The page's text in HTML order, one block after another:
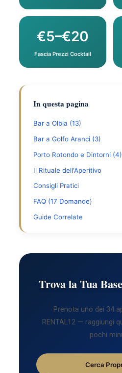
€5–€20
Fascia Prezzi Cocktail
In questa pagina
Bar a Olbia (13)
Bar a Golfo Aranci (3)
Porto Rotondo e Dintorni (4)
Il Rituale dell'Aperitivo
Consigli Pratici
FAQ (17 Domande)
Guide Correlate
Trova la Tua
Prenota uno dei 34
RENTAL12 — raggiungi
pochi
Cerca